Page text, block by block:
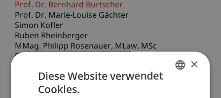
Prof. Dr. Bernhard Burtscher
Prof. Dr. Marie-Louise Gächter
Simon Kofler
Ruben Rheinberger
MMag. Philipp Rosenauer MLaw, MSc
Prof. Dr. Thomas Söbbing
School/Professur:
Bank- und Finanzmarktrecht
×
Diese Website verwendet
Cookies.